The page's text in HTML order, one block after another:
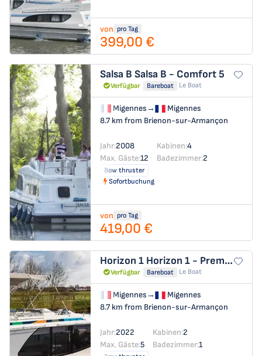
von pro Tag
399,00 €
Salsa B Salsa B - Comfort 5
Verfügbar Bareboat Le Boat
Migennes→
Migennes
8.7 km from Brienon-sur-Armançon
Jahr:2008 Kabinen:4
Max. Gäste:12 Badezimmer:2
Bow thruster
Sofortbuchung
von pro Tag
419,00 €
Horizon 1 Horizon 1 - Premier 64
Verfügbar Bareboat Le Boat
Migennes→
Migennes
8.7 km from Brienon-sur-Armançon
Jahr:2022 Kabinen:2
Max. Gäste:5 Badezimmer:1